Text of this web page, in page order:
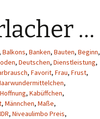
…
, Balkons, Banken, Bauten, Beginn,
, Deutschen, Dienstleistung,
, Favorit, Frau, Frust,
,
Hoffnung, Kabüffchen,
, Männchen, Maße,
, Niveaulimbo Preis,